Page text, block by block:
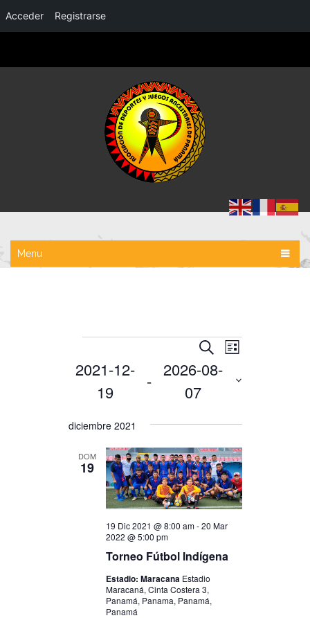
Acceder Registrarse
Menu
NAVEGACIÓN
DE
BÚSQUEDA
VISTAS
DE
EVENTOS
BUSCAR
VISTAS
EVENTO
LISTA
2021-12-
19
-
2026-08-
07
la
diciembre 2021
DOM
19
Torneo Fútbol Indígena
19 Dic 2021 @ 8:00 am-20 Mar
2022 @ 5:00 pm
Estadio: Maracana Estadio
Maracaná, Cinta Costera 3,
Panamá, Panama, Panamá,
Panamá